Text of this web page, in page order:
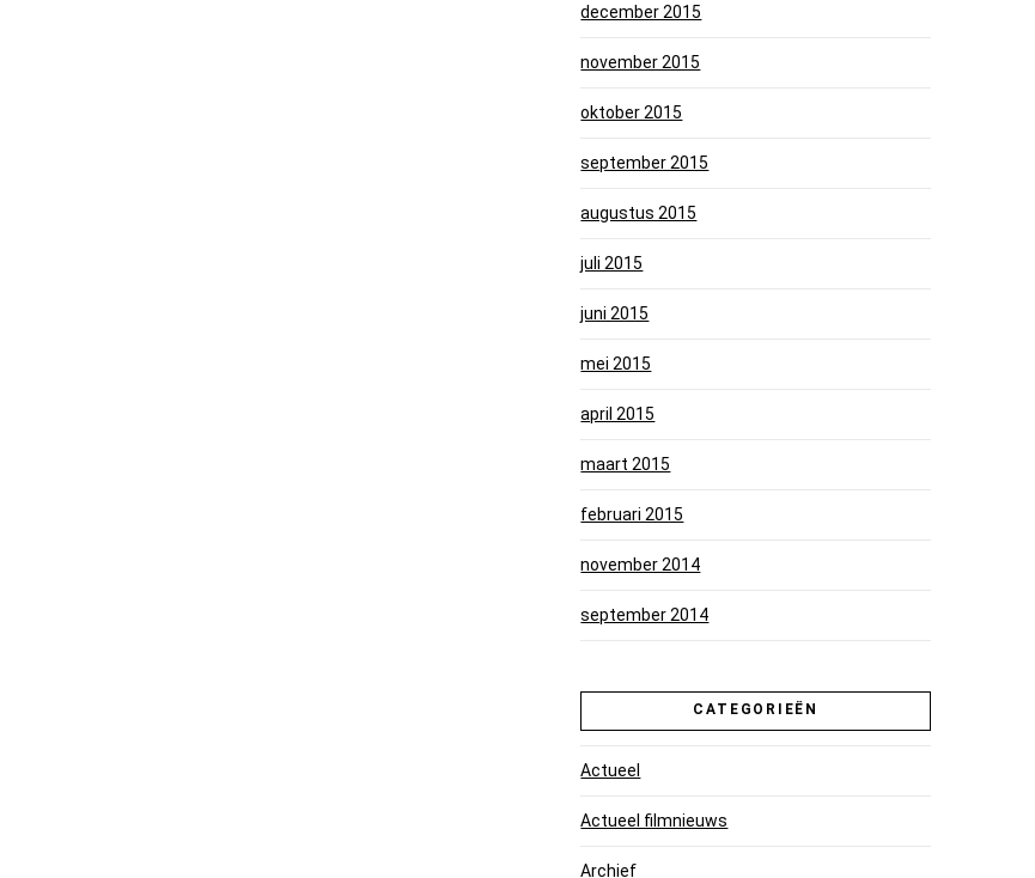
december 2015
november 2015
oktober 2015
september 2015
augustus 2015
juli 2015
juni 2015
mei 2015
april 2015
maart 2015
februari 2015
november 2014
september 2014
CATEGORIEËN
Actueel
Actueel filmnieuws
Archief